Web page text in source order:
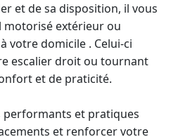
et de sa disposition, il vous
motorisé extérieur ou
votre domicile . Celui-ci
escalier droit ou tournant
et de praticité.
performants et pratiques
et renforcer votre